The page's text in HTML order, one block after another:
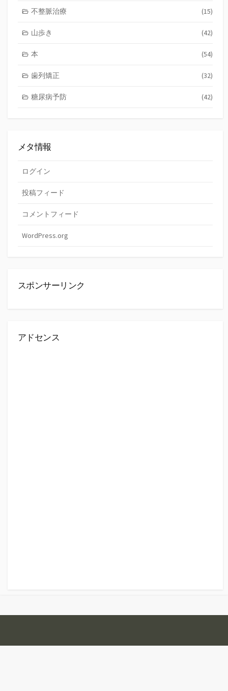
不整脈治療 (15)
山歩き (42)
本 (54)
歯列矯正 (32)
糖尿病予防 (42)
メタ情報
ログイン
投稿フィード
コメントフィード
WordPress.org
スポンサーリンク
アドセンス